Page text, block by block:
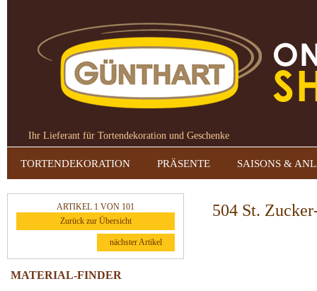
Ihr Lieferant für Tortendekoration und Geschenke
TORTENDEKORATION PRÄSENTE SAISONS &
ARTIKEL 1 VON 101
Zurück zur Übersicht
nächster Artikel
MATERIAL-FINDER
504 St.